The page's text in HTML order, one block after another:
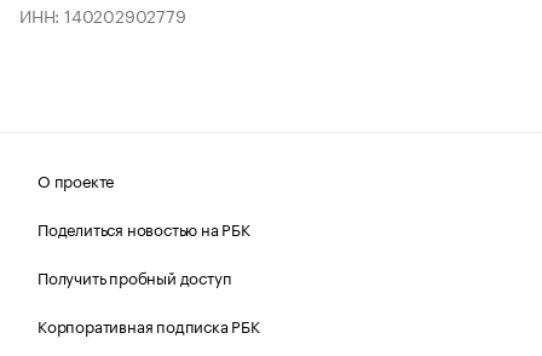
ИНН: 140202902779
О проекте
Поделиться новостью на РБК
Получить пробный доступ
Корпоративная подписка РБК